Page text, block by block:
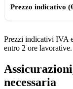
Prezzi indicativi IVA
entro 2 ore lavorative.
necessaria